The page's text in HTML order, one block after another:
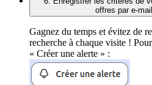
offres par e-
Gagnez du temps et évitez de
recherche à chaque visite !
« Créer une alerte » :